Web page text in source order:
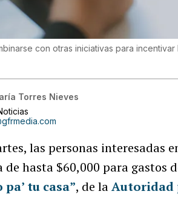
con otras iniciativas para
Torres Nieves
las personas interesadas
hasta $60,000 para gastos
tu casa”, de laAutoridad